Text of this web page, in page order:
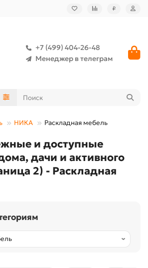
₽
+7 (499) 404-26-48
Менеджер в телеграм
НИКА Раскладная мебель
и доступные
дачи и активного
2) - Раскладная